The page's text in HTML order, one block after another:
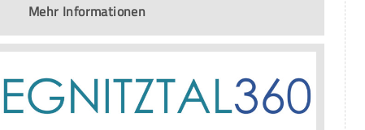
Mehr Informationen